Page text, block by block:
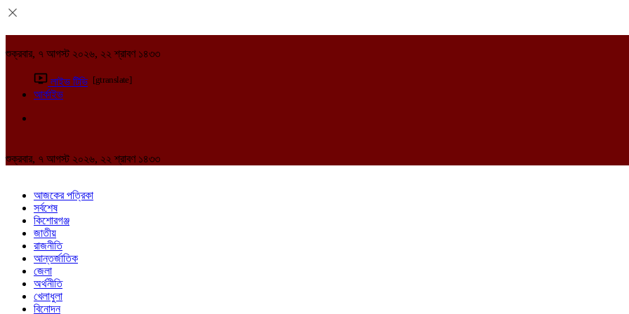
শুক্রবার, ৭ আগস্ট ২০২৬, ২২ শ্রাবণ ১৪৩৩
লাইভ টিভি [gtranslate]
আর্কাইভ
শুক্রবার, ৭ আগস্ট ২০২৬, ২২ শ্রাবণ ১৪৩৩
আজকের পত্রিকা
সর্বশেষ
কিশোরগঞ্জ
জাতীয়
রাজনীতি
আন্তর্জাতিক
জেলা
অর্থনীতি
খেলাধুলা
বিনোদন